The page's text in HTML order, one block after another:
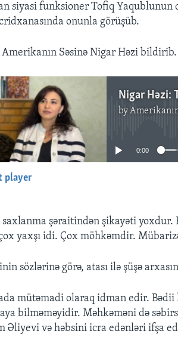
siyasi funksioner Tofiq Yaqublunun
onunla görüşüb.
Amerikanın Səsinə Nigar Həzi bildirib.
by
No media source
0:00
player
saxlanma şəraitindən şikayəti yoxdur.
yaxşı idi. Çox möhkəmdir.
sözlərinə görə, atası ilə şüşə
mütəmadi olaraq idman edir. Bədii
bilməməyidir. Məhkəməni də
Əliyevi və həbsini icra edənləri ifşa